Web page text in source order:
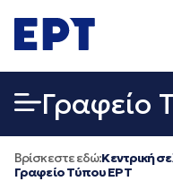
σε
περιεχόμενο
Γραφείο
Βρίσκεστε εδώ:Κεντρική
Γραφείο Τύπου ΕΡΤ